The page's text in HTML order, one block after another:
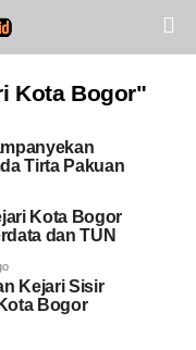
Kota Bogor"
Tirta Pakuan
Kota Bogor
dan TUN
Kejari Sisir
Bogor